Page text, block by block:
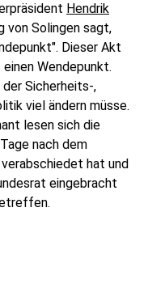
Hendrik
von Solingen sagt,
Dieser Akt
Wendepunkt.
Sicherheits-,
viel ändern müsse.
lesen sich die
nach dem
hat und
eingebracht